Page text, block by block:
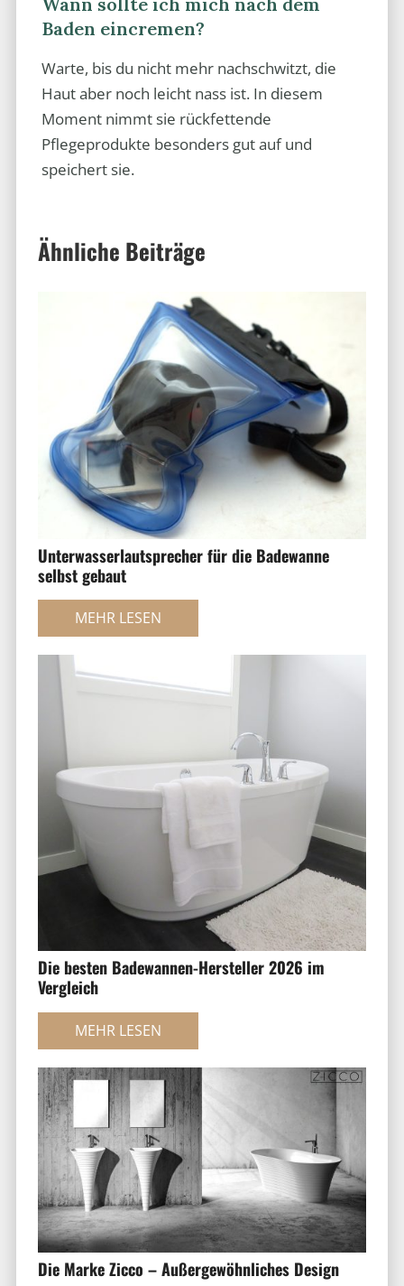
Baden eincremen?
Warte, bis du nicht mehr nachschwitzt, die
Haut aber noch leicht nass ist. In diesem
Moment nimmt sie rückfettende
Pflegeprodukte besonders gut auf und
speichert sie.
Ähnliche Beiträge
Unterwasserlautsprecher für die Badewanne
selbst gebaut
MEHR LESEN
Die besten Badewannen-Hersteller 2026 im
Vergleich
MEHR LESEN
Die Marke Zicco – Außergewöhnliches Design